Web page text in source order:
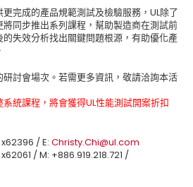
完成的產品規範測試及檢驗服務，UL除了
同步推出系列課程，幫助製造商在測試前
失效分析找出關鍵問題根源，有助優化產
討會場次。若需更多資訊，敬請洽詢本活
系統課程，將會獲得UL性能測試開案折扣
/ E: Christy.Chi@ul.com
/ M: +886.919.218.721 /